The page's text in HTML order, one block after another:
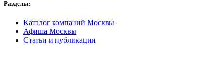
Разделы:
Каталог компаний Москвы
Афиша Москвы
Статьи и публикации